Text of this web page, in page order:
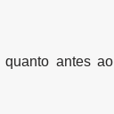
antes ao